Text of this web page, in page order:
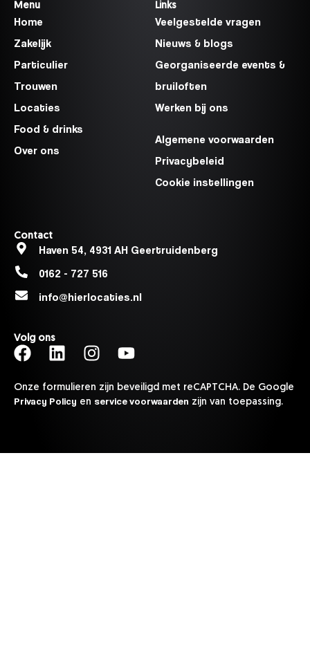
Menu
Home
Zakelijk
Particulier
Trouwen
Locaties
Food & drinks
Over ons
Links
Veelgestelde vragen
Nieuws & blogs
Georganiseerde events &
bruiloften
Werken bij ons
Algemene voorwaarden
Privacybeleid
Cookie instellingen
Contact
Haven 54, 4931 AH Geertruidenberg
0162 - 727 516
info@hierlocaties.nl
Volg ons
Onze formulieren zijn beveiligd met reCAPTCHA. De Google
Privacy Policy en service voorwaarden zijn van toepassing.